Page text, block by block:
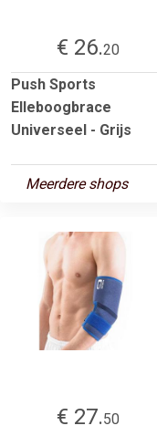
€ 26.20
Push Sports
Elleboogbrace
Universeel - Grijs
Meerdere shops
€ 27.50